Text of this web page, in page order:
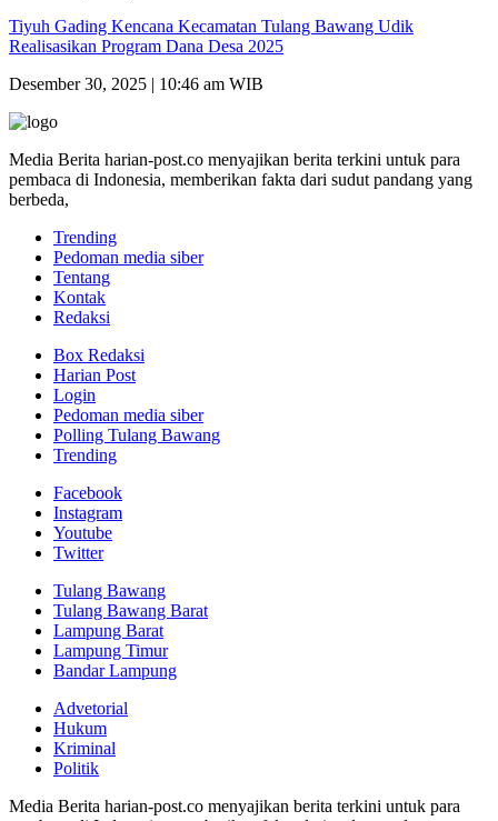
Tiyuh Gading Kencana Kecamatan Tulang Bawang Udik
Realisasikan Program Dana Desa 2025
Desember 30, 2025 | 10:46 am WIB
Media Berita harian-post.co menyajikan berita terkini untuk para
pembaca di Indonesia, memberikan fakta dari sudut pandang yang
berbeda,
Trending
Pedoman media siber
Tentang
Kontak
Redaksi
Box Redaksi
Harian Post
Login
Pedoman media siber
Polling Tulang Bawang
Trending
Facebook
Instagram
Youtube
Twitter
Tulang Bawang
Tulang Bawang Barat
Lampung Barat
Lampung Timur
Bandar Lampung
Advetorial
Hukum
Kriminal
Politik
Media Berita harian-post.co menyajikan berita terkini untuk para